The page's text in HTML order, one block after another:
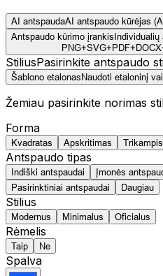
AI antspaudaAI antspaudo kūrėjas
Antspaudo kūrimo įrankisIndividualių
PNG+SVG+PDF+DOCX
StiliusPasirinkite antspaudo
Šablono etalonasNaudoti etaloninį
Žemiau pasirinkite norimas
Forma
Kvadratas Apskritimas Trikampis
Antspaudo tipas
Indiški antspaudai Įmonės
Pasirinktiniai antspaudai
Daugiau
Stilius
Modernus Minimalus Oficialus
Rėmelis
Taip Ne
Spalva